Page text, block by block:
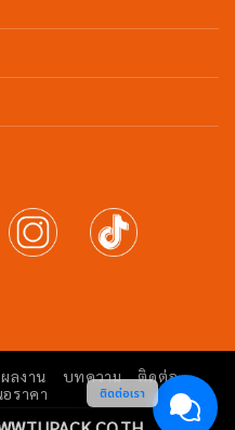
ผลงาน บทความ
ติดต่อ
ราคา
ติดต่อเรา